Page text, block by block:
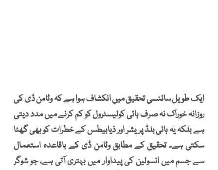
ایک طویل سائنسی تحقیق میں انکشاف ہوا ہے کہ وٹامن ڈی کی
روزانہ خوراک نہ صرف ہائی کولیسٹرول کو کم کرنے میں مدد دیتی
ہے بلکہ یہ ہائی بلڈ پریشر اور ذیابیطس کے خطرات کو بھی گھٹا
سکتی ہے۔ تحقیق کے مطابق وٹامن ڈی کے باقاعدہ استعمال
سے جسم میں انسولین کی پیداوار میں بہتری آتی ہے، جو شوگر